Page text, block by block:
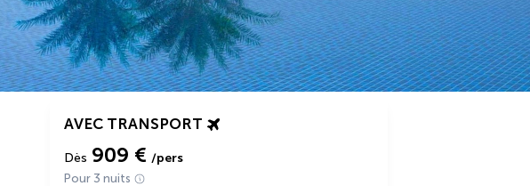
AVEC TRANSPORT
Dès 909 € /pers
Pour 3 nuits